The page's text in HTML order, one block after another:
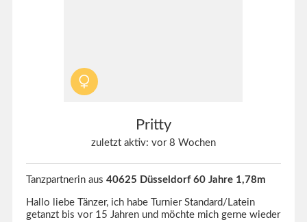
Pritty
zuletzt aktiv: vor 8 Wochen
Tanzpartnerin aus 40625 Düsseldorf 60 Jahre 1,78m
Hallo liebe Tänzer, ich habe Turnier Standard/Latein
getanzt bis vor 15 Jahren und möchte mich gerne wieder